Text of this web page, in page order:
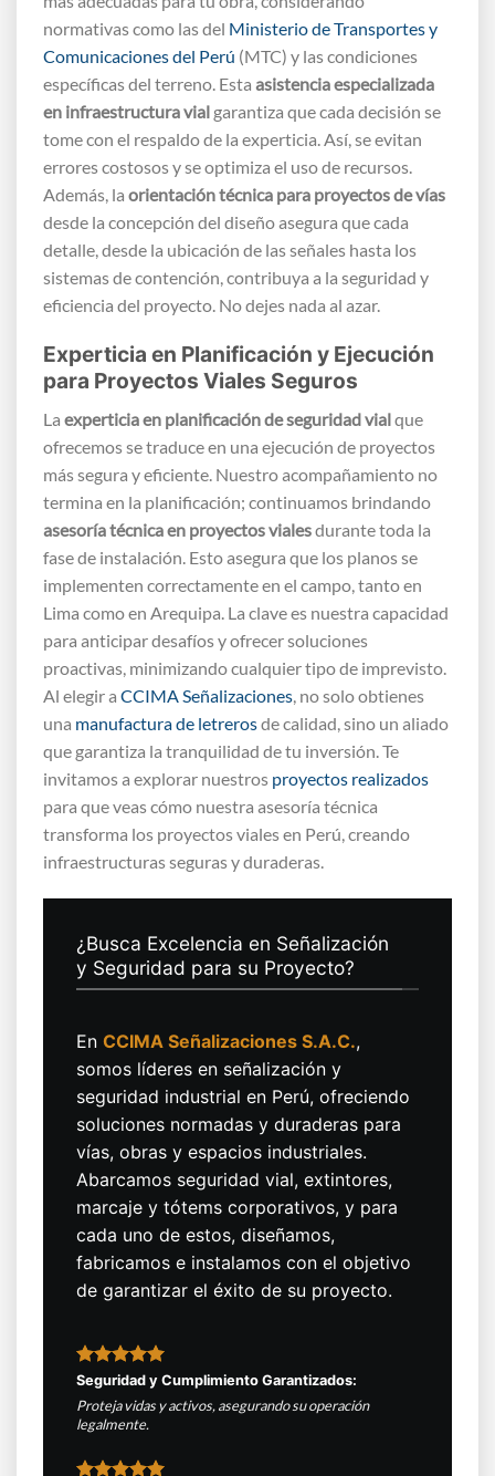
normativas como las del Ministerio de Transportes y
Comunicaciones del Perú (MTC) y las condiciones
específicas del terreno. Esta asistencia especializada
en infraestructura vial garantiza que cada decisión se
tome con el respaldo de la experticia. Así, se evitan
errores costosos y se optimiza el uso de recursos.
Además, la orientación técnica para proyectos de vías
desde la concepción del diseño asegura que cada
detalle, desde la ubicación de las señales hasta los
sistemas de contención, contribuya a la seguridad y
eficiencia del proyecto. No dejes nada al azar.
Experticia en Planificación y Ejecución
para Proyectos Viales Seguros
La experticia en planificación de seguridad vialque
ofrecemos se traduce en una ejecución de proyectos
más segura y eficiente. Nuestro acompañamiento no
termina en la planificación; continuamos brindando
asesoría técnica en proyectos vialesdurante toda la
fase de instalación. Esto asegura que los planos se
implementen correctamente en el campo, tanto en
Lima como en Arequipa. La clave es nuestra capacidad
para anticipar desafíos y ofrecer soluciones
proactivas, minimizando cualquier tipo de imprevisto.
Al elegir a CCIMA Señalizaciones, no solo obtienes
una manufactura de letrerosde calidad, sino un aliado
que garantiza la tranquilidad de tu inversión. Te
invitamos a explorar nuestros proyectos realizados
para que veas cómo nuestra asesoría técnica
transforma los proyectos viales en Perú, creando
infraestructuras seguras y duraderas.
¿Busca Excelencia en Señalización
y Seguridad para su Proyecto?
En CCIMA Señalizaciones S.A.C.,
somos líderes en señalización y
seguridad industrial en Perú, ofreciendo
soluciones normadas y duraderas para
vías, obras y espacios industriales.
Abarcamos seguridad vial, extintores,
marcaje y tótems corporativos, y para
cada uno de estos, diseñamos,
fabricamos e instalamos con el objetivo
de garantizar el éxito de su proyecto.
Seguridad y Cumplimiento Garantizados:
Proteja vidas y activos, asegurando su operación
legalmente.